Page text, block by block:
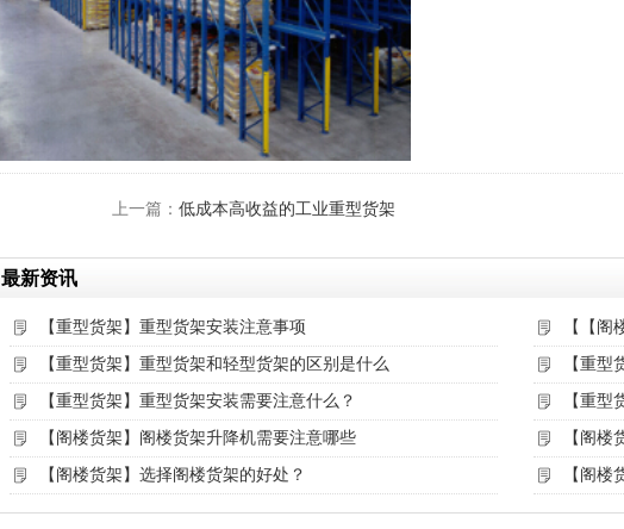
上一篇： 低成本高收益的工业重型货架
最新资讯
【重型货架】重型货架安装注意事项 【【阁
【重型货架】重型货架和轻型货架的区别是什么 【重型
【重型货架】重型货架安装需要注意什么？ 【重型
【阁楼货架】阁楼货架升降机需要注意哪些 【阁
【阁楼货架】选择阁楼货架的好处？ 【阁楼